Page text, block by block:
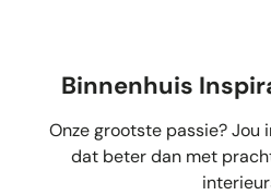
Binnenhuis
Onze grootste passie? Jou
dat beter dan met